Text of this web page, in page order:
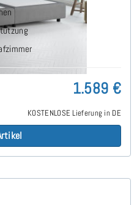
1.589 €
KOSTENLOSE Lieferung in DE